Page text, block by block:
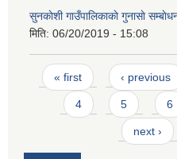
सुनकाेशी गाउँपालिकाकाे गुनासाे
मिति: 06/20/2019 - 15:08
Pages
« first ‹ previous
4 5 6
next ›